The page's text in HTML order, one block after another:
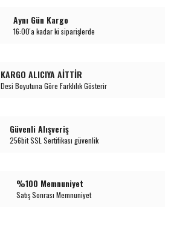
Aynı Gün Kargo
16:00'a kadar ki siparişlerde
KARGO ALICIYA AİTTİR
Desi Boyutuna Göre Farklılık Gösterir
Güvenli Alışveriş
256bit SSL Sertifikası güvenlik
%100 Memnuniyet
Satış Sonrası Memnuniyet